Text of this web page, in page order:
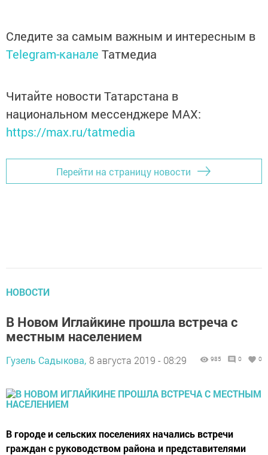
Следите за самым важным и интересным в
Telegram-канале Татмедиа
Читайте новости Татарстана в
национальном мессенджере MАХ:
https://max.ru/tatmedia
Перейти на страницу новости
НОВОСТИ
В Новом Иглайкине прошла встреча с
местным населением
Гузель Садыкова, 8 августа 2019 - 08:29 985 0 0
В городе и сельских поселениях начались встречи
граждан с руководством района и представителями